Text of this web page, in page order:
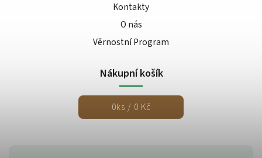
Kontakty
O nás
Věrnostní Program
Nákupní košík
0ks / 0 Kč